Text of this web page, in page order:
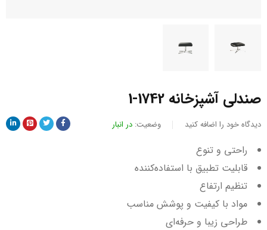
صندلی آشپزخانه 1742-1
دیدگاه خود را اضافه کنید وضعیت: در انبار
راحتی و تنوع
قابلیت تطبیق با استفاده‌کننده
تنظیم ارتفاع
مواد با کیفیت و پوشش مناسب
طراحی زیبا و حرفه‌ای